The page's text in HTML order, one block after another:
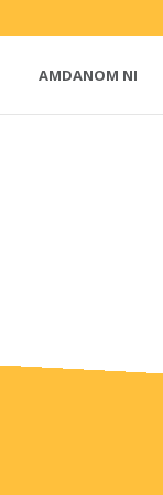
AMDANOM NI